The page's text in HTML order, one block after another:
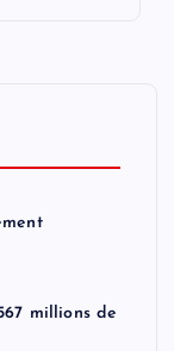
millions de